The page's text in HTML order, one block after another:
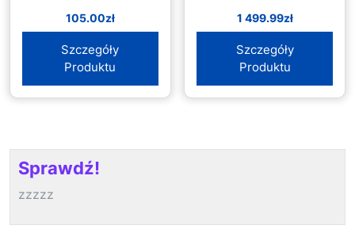
105.00zł
Szczegóły
Produktu
1 499.99zł
Szczegóły
Produktu
Sprawdź!
zzzzz